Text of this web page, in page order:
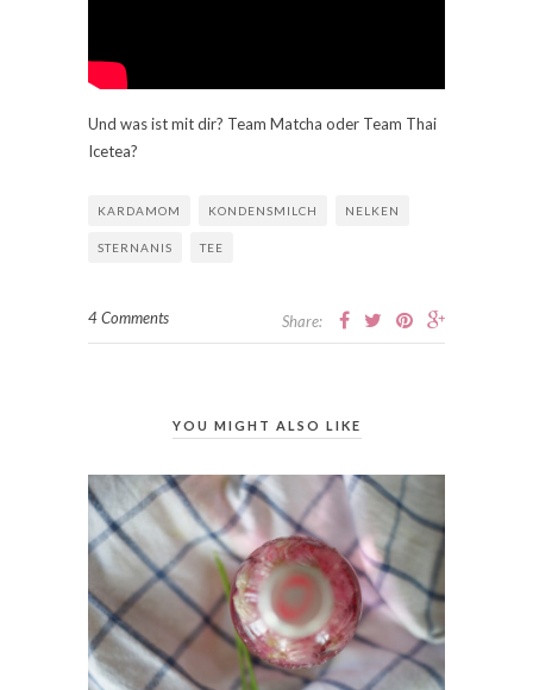
Und was ist mit dir? Team Matcha oder Team Thai
Icetea?
KARDAMOM KONDENSMILCH NELKEN
STERNANIS TEE
4 Comments Share:
YOU MIGHT ALSO LIKE